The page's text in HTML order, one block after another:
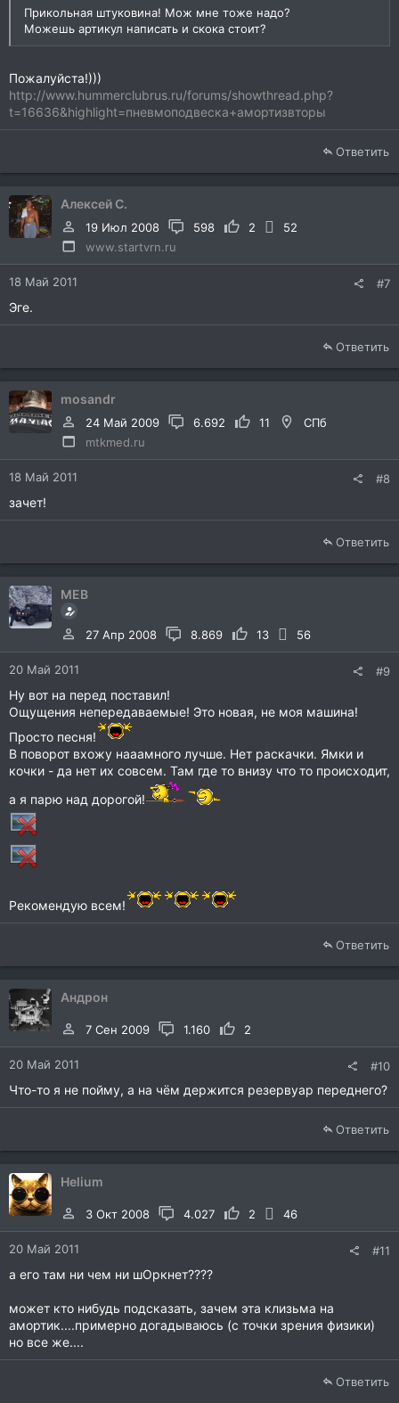
Прикольная штуковина! Мож мне тоже надо?
Можешь артикул написать и скока стоит?
Пожалуйста!)))
http://www.hummerclubrus.ru/forums/showthread.php?
t=16636&highlight=пневмоподвеска+амортизвторы
Ответить
Алексей С.
19 Июл 2008 598 2
52
www.startvrn.ru
18 Май 2011 #7
Эге.
Ответить
mosandr
24 Май 2009 6.692 11
СПб
mtkmed.ru
18 Май 2011 #8
зачет!
Ответить
MEB
27 Апр 2008 8.869 13 56
20 Май 2011 #9
Ну вот на перед поставил!
Ощущения непередаваемые! Это новая, не моя машина!
Просто песня!
В поворот вхожу нааамного лучше. Нет раскачки. Ямки и
кочки - да нет их совсем. Там где то внизу что то происходит,
а я парю над дорогой!
Рекомендую всем!
Ответить
Андрон
7 Сен 2009 1.160 2
20 Май 2011 #10
Что-то я не пойму, а на чём держится резервуар переднего?
Ответить
Helium
3 Окт 2008 4.027 2 46
20 Май 2011 #11
а его там ни чем ни шОркнет????
может кто нибудь подсказать, зачем эта клизьма на
амортик....примерно догадываюсь (с точки зрения физики)
но все же....
Ответить